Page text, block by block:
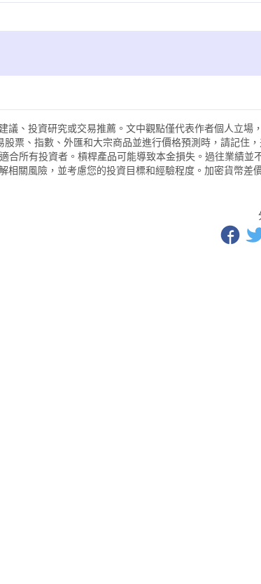
議、投資研究或交易推薦。文中觀點僅代表作者個人立場
票、指數、外匯和大宗商品並進行價格預測時，請記住
合所有投資者。槓桿產品可能導致本金損失。過往業績並
相關風險，並考慮您的投資目標和經驗程度。加密貨幣差